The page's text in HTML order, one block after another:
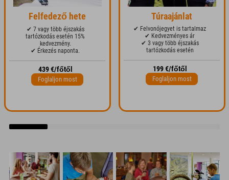
Felfedező hete
✔ 7 vagy több éjszakás
tartózkodás esetén 15%
kedvezmény.
✔ Érkezés naponta.
439 €/főtől
Foglaljon most
Túraajánlat
✔ Felvonójegyet is tartalmaz
✔ Kedvezményes ár
✔ 3 vagy több éjszakás
tartózkodás esetén
199 €/főtől
Foglaljon most